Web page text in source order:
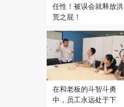
任性！被误会就释放洪
荒之屁！
在和老板的斗智斗勇
中，员工永远处于下